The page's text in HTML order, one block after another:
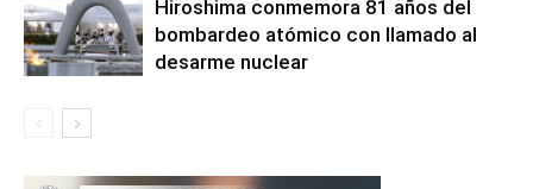
Hiroshima conmemora 81 años del
bombardeo atómico con llamado al
desarme nuclear